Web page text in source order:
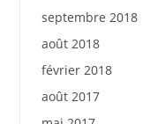
septembre 2018
août 2018
février 2018
août 2017